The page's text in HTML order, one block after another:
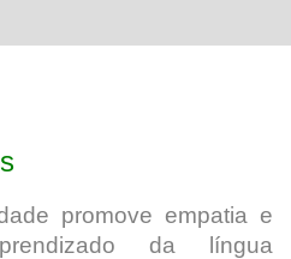
promove empatia e
da língua